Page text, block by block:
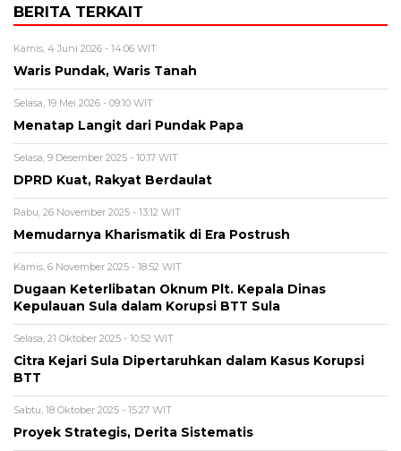
BERITA TERKAIT
Kamis, 4 Juni 2026 - 14:06 WIT
Waris Pundak, Waris Tanah
Selasa, 19 Mei 2026 - 09:10 WIT
Menatap Langit dari Pundak Papa
Selasa, 9 Desember 2025 - 10:17 WIT
DPRD Kuat, Rakyat Berdaulat
Rabu, 26 November 2025 - 13:12 WIT
Memudarnya Kharismatik di Era Postrush
Kamis, 6 November 2025 - 18:52 WIT
Dugaan Keterlibatan Oknum Plt. Kepala Dinas
Kepulauan Sula dalam Korupsi BTT Sula
Selasa, 21 Oktober 2025 - 10:52 WIT
Citra Kejari Sula Dipertaruhkan dalam Kasus Korupsi
BTT
Sabtu, 18 Oktober 2025 - 15:27 WIT
Proyek Strategis, Derita Sistematis